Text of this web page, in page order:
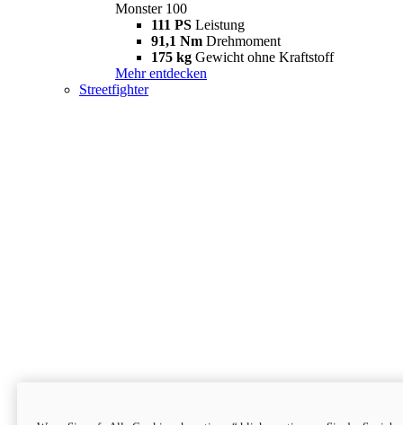
Monster 100
111 PS Leistung
91,1 Nm Drehmoment
175 kg Gewicht ohne Kraftstoff
Mehr entdecken
Streetfighter